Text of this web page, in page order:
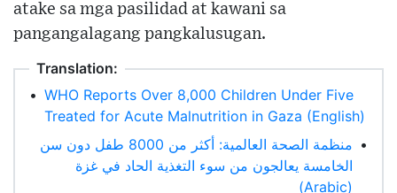
atake sa mga pasilidad at kawani sa
pangangalagang pangkalusugan.
Translation:
• WHO Reports Over 8,000 Children Under Five
Treated for Acute Malnutrition in Gaza (English)
•
منظمة الصحة العالمية: أكثر من 8000 طفل دون سن
الخامسة يعالجون من سوء التغذية الحاد في غزة
(Arabic)